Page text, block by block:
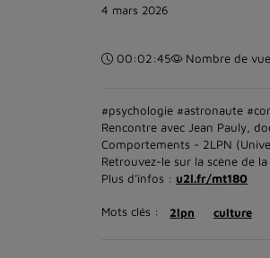
4 mars 2026
Durée :
00:02:45 Nombre de
#psychologie #astronaute
Rencontre avec Jean Pauly,
Comportements - 2LPN
Retrouvez-le sur la scène de
Plus d’infos : u2l.fr/mt180
Mots clés : 2lpn culture